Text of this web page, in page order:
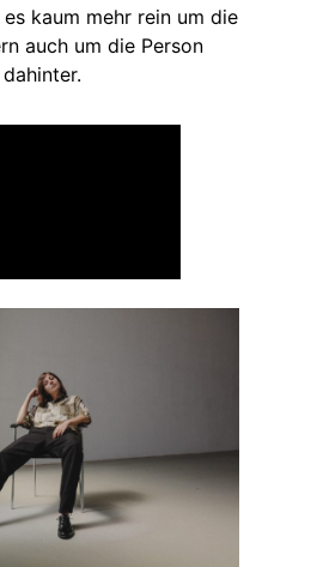
kaum mehr rein um die
auch um die Person
dahinter.